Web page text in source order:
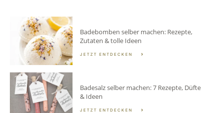
Badebomben selber machen: Rezepte,
Zutaten & tolle Ideen
JETZT ENTDECKEN
Badesalz selber machen: 7 Rezepte, Düfte
& Ideen
JETZT ENTDECKEN